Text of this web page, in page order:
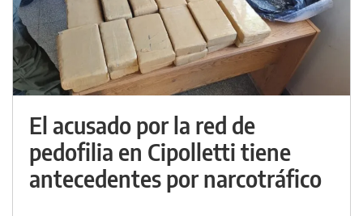
El acusado por la red de
pedofilia en Cipolletti tiene
antecedentes por narcotráfico